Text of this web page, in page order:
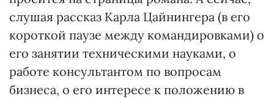
слушая рассказ Карла Цайнингера (в его
короткой паузе между командировками) о
его занятии техническими науками, о
работе консультантом по вопросам
бизнеса, о его интересе к положению в